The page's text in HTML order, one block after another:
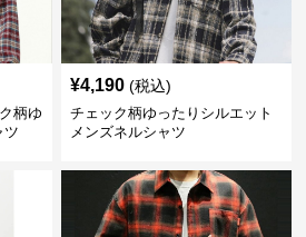
柄ゆ
ツ
¥4,190 (税込)
チェック柄ゆったりシルエット
メンズネルシャツ